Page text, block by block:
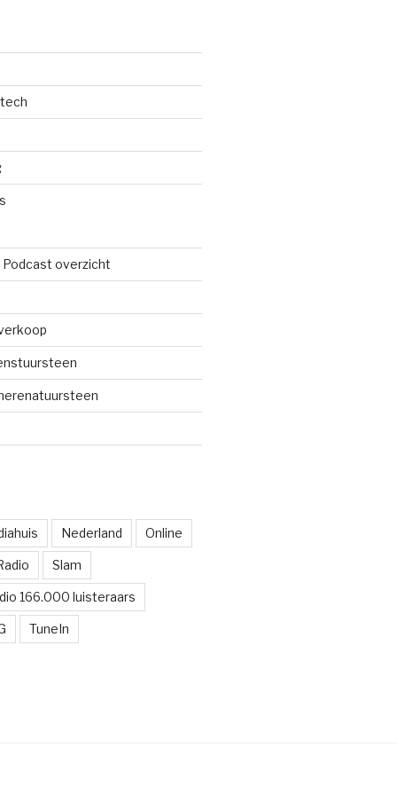
Podcast overzicht
Nederland Online
Slam
166.000 luisteraars
TuneIn